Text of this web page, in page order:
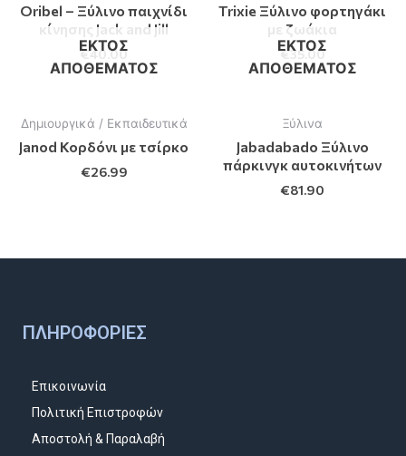
Oribel – Ξύλινο παιχνίδι
κίνησης Jack and Jill
€40.00
Trixie Ξύλινο φορτηγάκι
με ζωάκια
€35.00
ΕΚΤΌΣ
ΑΠΟΘΈΜΑΤΟΣ
Δημιουργικά / Εκπαιδευτικά
Janod Κορδόνι με τσίρκο
€26.99
ΕΚΤΌΣ
ΑΠΟΘΈΜΑΤΟΣ
Ξύλινα
Jabadabado Ξύλινο
πάρκινγκ αυτοκινήτων
€81.90
ΠΛΗΡΟΦΟΡΊΕΣ
Επικοινωνία
Πολιτική Επιστροφών
Αποστολή & Παραλαβή